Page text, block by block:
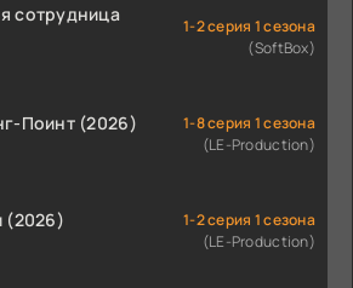
сотрудница
1-2 серия 1 сезона
(SoftBox)
Поинт (2026)
1-8 серия 1 сезона
(LE-Production)
(2026)
1-2 серия 1 сезона
(LE-Production)